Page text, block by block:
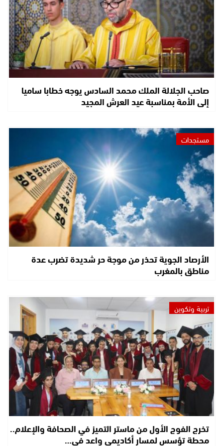
صاحب الجلالة الملك محمد السادس يوجه خطابا ساميا
إلى الأمة بمناسبة عيد العرش المجيد
مستجدات
الأرصاد الجوية تحذر من موجة حر شديدة تضرب عدة
مناطق بالمغرب
تربية وتكوين
تخرج الفوج الأول من ماستر التميز في الصحافة والإعلام..
محطة تؤسس لمسار أكاديمي واعد في…